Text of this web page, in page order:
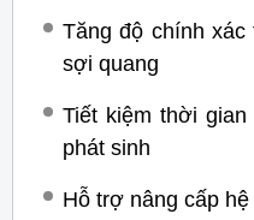
Tăng độ chính
sợi quang
Tiết kiệm thời
phát sinh
Hỗ trợ nâng cấp